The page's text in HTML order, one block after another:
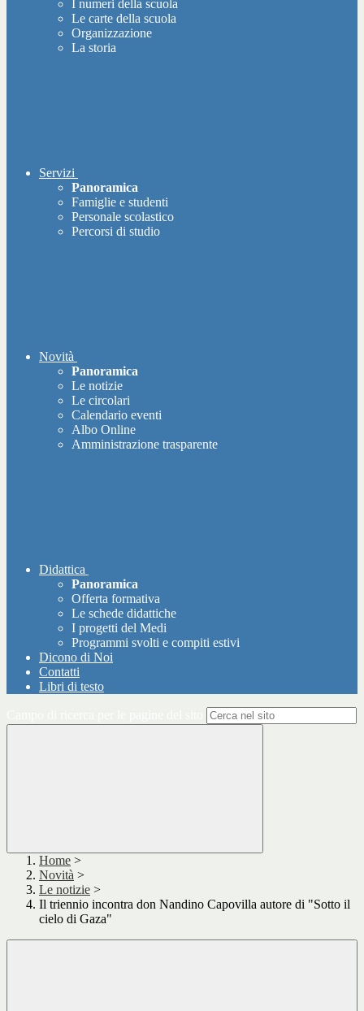
I numeri della scuola
Le carte della scuola
Organizzazione
La storia
Servizi
Panoramica
Famiglie e studenti
Personale scolastico
Percorsi di studio
Novità
Panoramica
Le notizie
Le circolari
Calendario eventi
Albo Online
Amministrazione trasparente
Didattica
Panoramica
Offerta formativa
Le schede didattiche
I progetti del Medi
Programmi svolti e compiti estivi
Dicono di Noi
Contatti
Libri di testo
Home >
Novità >
Le notizie >
Il triennio incontra don Nandino Capovilla autore di "Sotto il
cielo di Gaza"